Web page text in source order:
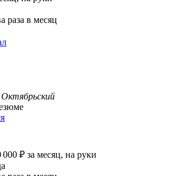
раза в месяц
000 ₽ за месяц, на руки